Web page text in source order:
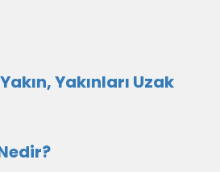
Yakınları Uzak